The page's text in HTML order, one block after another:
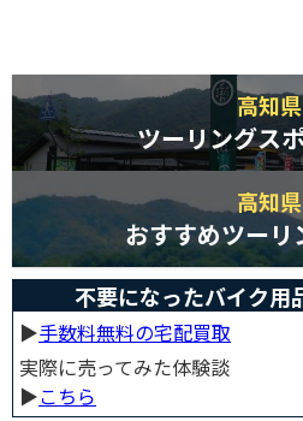
高知県
ツーリングス
高知県
おすすめツーリ
不要になったバイク用
▶︎手数料無料の宅配買取
実際に売ってみた体験談
▶︎こちら